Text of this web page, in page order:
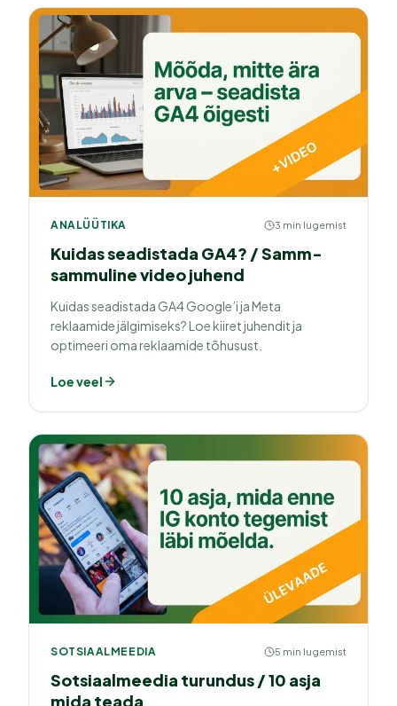
ANALÜÜTIKA 3 min lugemist
Kuidas seadistada GA4? / Samm-
sammuline video juhend
Kuidas seadistada GA4 Google’i ja Meta
reklaamide jälgimiseks? Loe kiiret juhendit ja
optimeeri oma reklaamide tõhusust.
Loe veel
SOTSIAALMEEDIA 5 min lugemist
Sotsiaalmeedia turundus / 10 asja
mida teada